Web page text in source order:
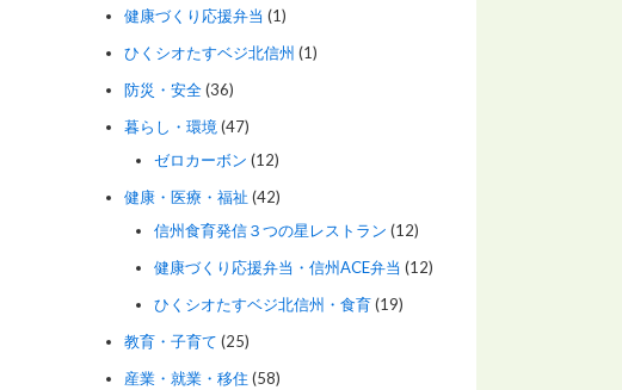
健康づくり応援弁当 (1)
ひくシオたすベジ北信州 (1)
防災・安全(36)
暮らし・環境(47)
ゼロカーボン (12)
健康・医療・福祉 (42)
信州食育発信３つの星レストラン (12)
健康づくり応援弁当・信州ACE弁当 (12)
ひくシオたすベジ北信州・食育(19)
教育・子育て (25)
産業・就業・移住 (58)